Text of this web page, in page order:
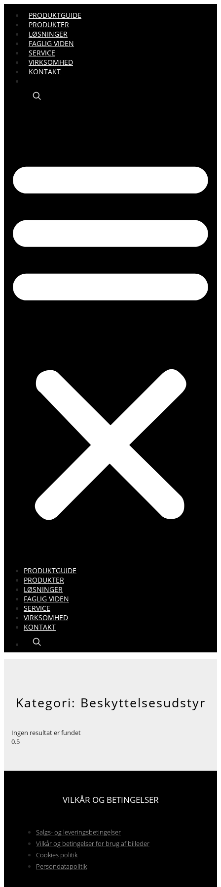
PRODUKTGUIDE
PRODUKTER
LØSNINGER
FAGLIG VIDEN
SERVICE
VIRKSOMHED
KONTAKT
PRODUKTGUIDE
PRODUKTER
LØSNINGER
FAGLIG VIDEN
SERVICE
VIRKSOMHED
KONTAKT
Kategori: Beskyttelsesudstyr
Ingen resultat er fundet
VILKÅR OG BETINGELSER
Salgs- og leveringsbetingelser
Vilkår og betingelser for brug af billeder
Cookies politik
Persondatapolitik